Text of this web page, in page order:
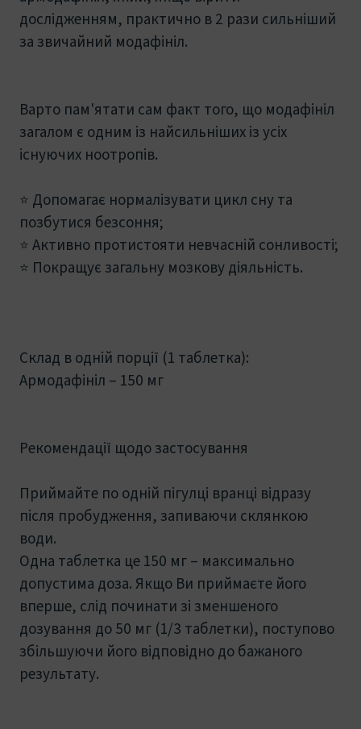
дослідженням, практично в 2 рази сильніший
за звичайний модафініл.
Варто пам'ятати сам факт того, що модафініл
загалом є одним із найсильніших із усіх
існуючих ноотропів.
⭐ Допомагає нормалізувати цикл сну та
позбутися безсоння;
⭐ Активно протистояти невчасній сонливості;
⭐ Покращує загальну мозкову діяльність.
Склад в одній порції (1 таблетка):
Армодафініл – 150 мг
Рекомендації щодо застосування
Приймайте по одній пігулці вранці відразу
після пробудження, запиваючи склянкою
води.
Одна таблетка це 150 мг – максимально
допустима доза. Якщо Ви приймаєте його
вперше, слід починати зі зменшеного
дозування до 50 мг (1/3 таблетки), поступово
збільшуючи його відповідно до бажаного
результату.